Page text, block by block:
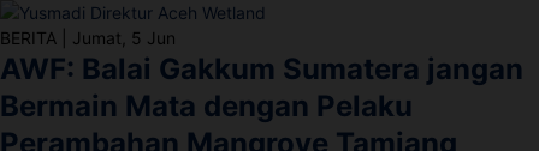
BERITA Jumat, 5 Jun
AWF: Balai Gakkum Sumatera jangan
Bermain Mata dengan Pelaku
Perambahan Mangrove Tamiang